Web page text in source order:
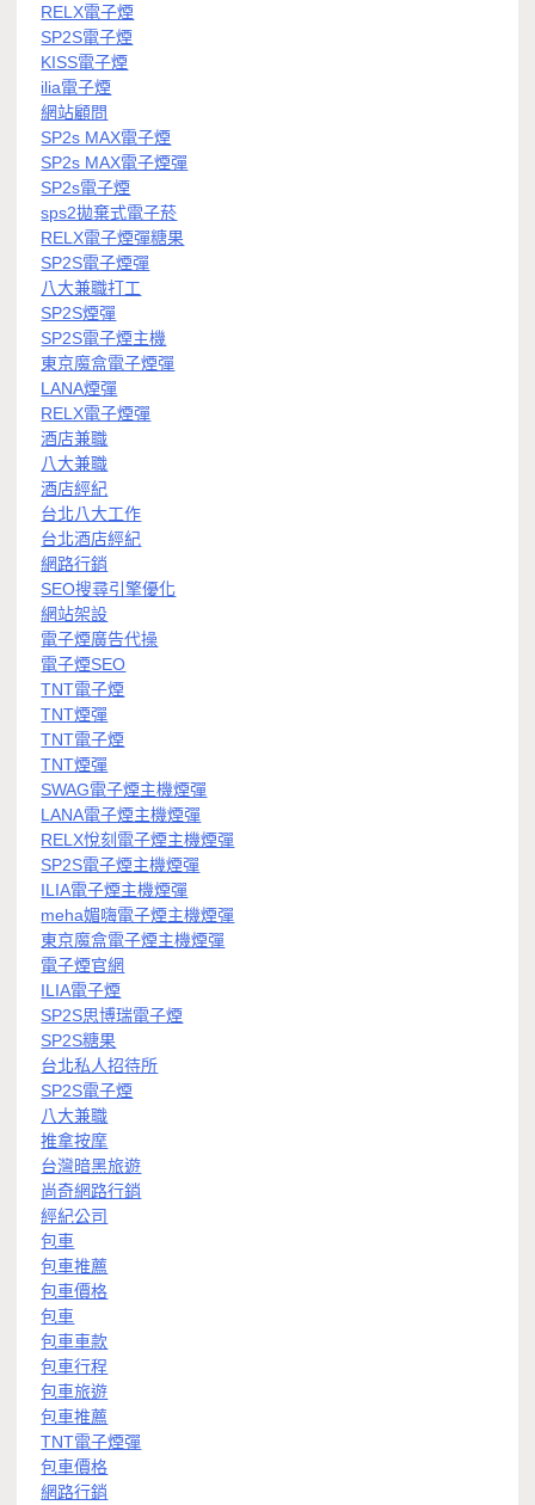
RELX電子煙
SP2S電子煙
KISS電子煙
ilia電子煙
網站顧問
SP2s MAX電子煙
SP2s MAX電子煙彈
SP2s電子煙
sps2拋棄式電子菸
RELX電子煙彈糖果
SP2S電子煙彈
八大兼職打工
SP2S煙彈
SP2S電子煙主機
東京魔盒電子煙彈
LANA煙彈
RELX電子煙彈
酒店兼職
八大兼職
酒店經紀
台北八大工作
台北酒店經紀
網路行銷
SEO搜尋引擎優化
網站架設
電子煙廣告代操
電子煙SEO
TNT電子煙
TNT煙彈
TNT電子煙
TNT煙彈
SWAG電子煙主機煙彈
LANA電子煙主機煙彈
RELX悅刻電子煙主機煙彈
SP2S電子煙主機煙彈
ILIA電子煙主機煙彈
meha媚嗨電子煙主機煙彈
東京魔盒電子煙主機煙彈
電子煙官網
ILIA電子煙
SP2S思博瑞電子煙
SP2S糖果
台北私人招待所
SP2S電子煙
八大兼職
推拿按摩
台灣暗黑旅遊
尚奇網路行銷
經紀公司
包車
包車推薦
包車價格
包車
包車車款
包車行程
包車旅遊
包車推薦
TNT電子煙彈
包車價格
網路行銷